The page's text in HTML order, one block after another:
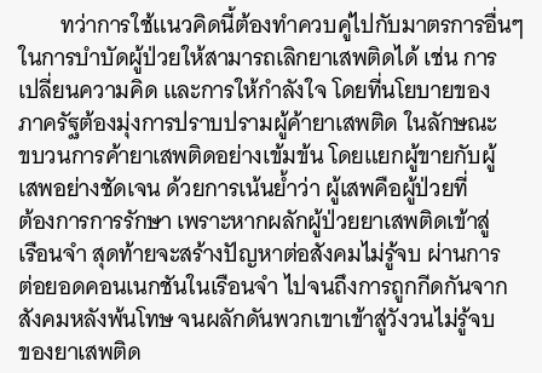
ทว่าการใช้แนวคิดนี้ต้องทำควบคู่ไปกับมาตรการอื่นๆ
ในการบำบัดผู้ป่วยให้สามารถเลิกยาเสพติดได้ เช่น การ
เปลี่ยนความคิด และการให้กำลังใจ โดยที่นโยบายของ
ภาครัฐต้องมุ่งการปราบปรามผู้ค้ายาเสพติด ในลักษณะ
ขบวนการค้ายาเสพติดอย่างเข้มข้น โดยแยกผู้ขายกับผู้
เสพอย่างชัดเจน ด้วยการเน้นย้ำว่า ผู้เสพคือผู้ป่วยที่
ต้องการการรักษา เพราะหากผลักผู้ป่วยยาเสพติดเข้าสู่
เรือนจำ สุดท้ายจะสร้างปัญหาต่อสังคมไม่รู้จบ ผ่านการ
ต่อยอดคอนเนกชันในเรือนจำ ไปจนถึงการถูกกีดกันจาก
สังคมหลังพ้นโทษ จนผลักดันพวกเขาเข้าสู่วังวนไม่รู้จบ
ของยาเสพติด